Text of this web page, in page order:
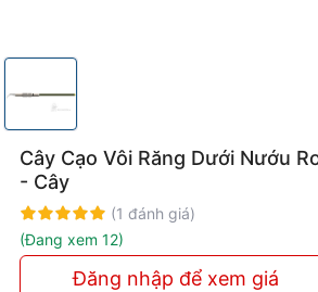
Mỏng
Cây Cạo Vôi Răng Dưới Nướu
- Cây
Rating: 100%
(1 đánh giá)
(Đang xem 12)
Đăng nhập để xem giá